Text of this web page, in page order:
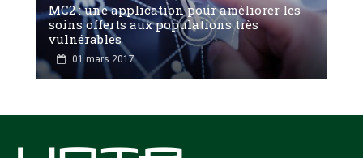
MC2 : une application pour améliorer les
soins offerts aux populations très
vulnérables
01 mars 2017